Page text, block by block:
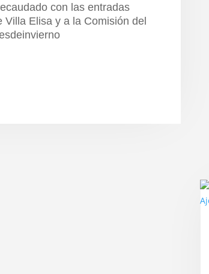
con las entradas
Elisa y a la Comisión del